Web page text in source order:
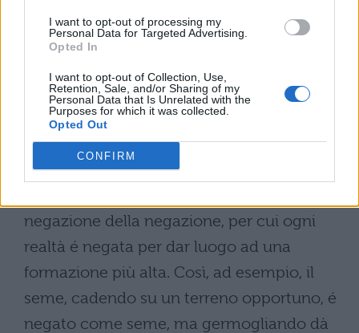
I want to opt-out of processing my
Personal Data for Targeted Advertising.
Opted In
I want to opt-out of Collection, Use,
Retention, Sale, and/or Sharing of my
Personal Data that Is Unrelated with the
Purposes for which it was collected.
Opted Out
CONFIRM
interviene un mutamento qualitativo, e non
solamente quantitativo; 2 ) la
una totalità a un elemento se ne trova
opposto un altro che lo implica ed é, a sua
volta, implicato dal primo: così é per le
cariche elettriche opposte o per l’attrazione
negazione della negazione, per cui ogni
realtà é negata per dar luogo ad una
formazione più alta. Così, ad esempio, il
seme, cadendo su un terreno opportuno, é
negato come seme, ma germogliando dà